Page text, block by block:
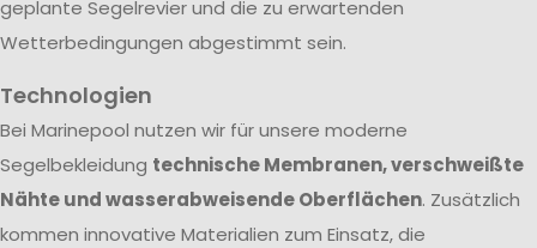
geplante Segelrevier und die zu erwartenden
Wetterbedingungen abgestimmt sein.
Technologien
Bei Marinepool nutzen wir für unsere moderne
Segelbekleidung technische Membranen, verschweißte
Nähte und wasserabweisende Oberflächen. Zusätzlich
kommen innovative Materialien zum Einsatz, die